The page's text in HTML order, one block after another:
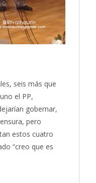
seis más que
el PP,
gobernar,
pero
estos cuatro
“creo que es